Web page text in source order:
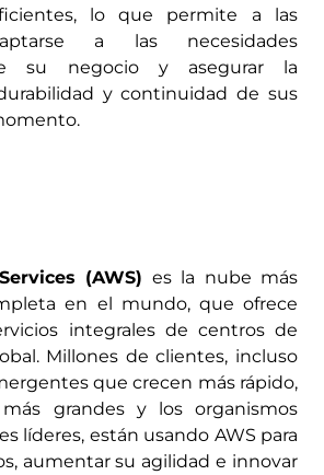
lo que permite a las
a las necesidades
su negocio y asegurar la
y continuidad de sus
(AWS) es la nube más
en el mundo, que ofrece
integrales de centros de
Millones de clientes, incluso
que crecen más rápido,
grandes y los organismos
líderes, están usando AWS para
aumentar su agilidad e innovar